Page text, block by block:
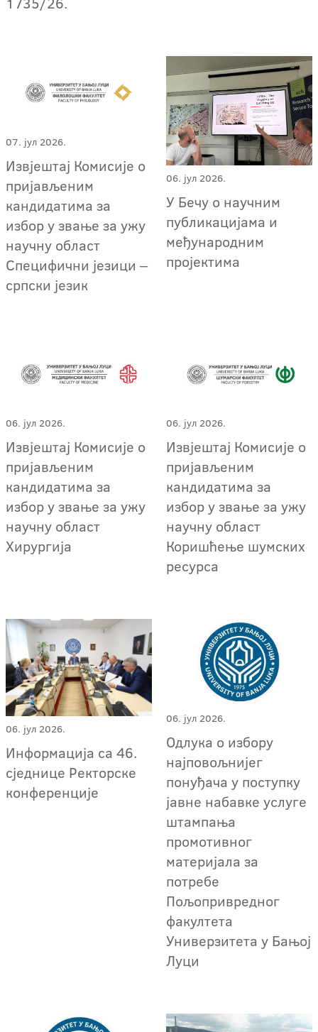
07. јул 2026.
Извјештај Комисије о
пријављеним
кандидатима за
избор у звање за ужу
научну област
Специфични језици ‒
српски језик
06. јул 2026.
У Бечу о научним
публикацијама и
међународним
пројектима
06. јул 2026.
Извјештај Комисије о
пријављеним
кандидатима за
избор у звање за ужу
научну област
Хирургија
06. јул 2026.
Извјештај Комисије о
пријављеним
кандидатима за
избор у звање за ужу
научну област
Коришћење шумских
ресурса
06. јул 2026.
Информација са 46.
сједнице Ректорске
конференције
06. јул 2026.
Oдлука о избору
најповољнијег
понуђача у поступку
јавне набавке услуге
штампања
промотивног
материјала за
потребе
Пољопривредног
факултета
Универзитета у Бањој
Луци